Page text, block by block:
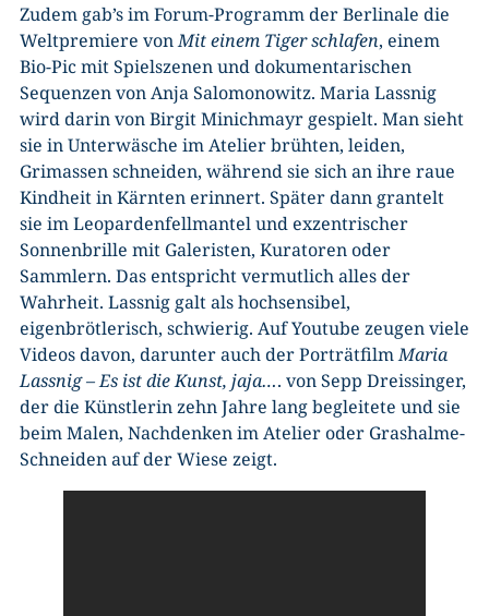
Zudem gab’s im Forum-Programm der Berlinale die
Weltpremiere vonMit einem Tiger schlafen, einem
Bio-Pic mit Spielszenen und dokumentarischen
Sequenzen von Anja Salomonowitz. Maria Lassnig
wird darin von Birgit Minichmayr gespielt. Man sieht
sie in Unterwäsche im Atelier brühten, leiden,
Grimassen schneiden, während sie sich an ihre raue
Kindheit in Kärnten erinnert. Später dann grantelt
sie im Leopardenfellmantel und exzentrischer
Sonnenbrille mit Galeristen, Kuratoren oder
Sammlern. Das entspricht vermutlich alles der
Wahrheit. Lassnig galt als hochsensibel,
eigenbrötlerisch, schwierig. Auf Youtube zeugen viele
Videos davon, darunter auch der PorträtfilmMaria
Lassnig – Es ist die Kunst, jaja…. von Sepp Dreissinger,
der die Künstlerin zehn Jahre lang begleitete und sie
beim Malen, Nachdenken im Atelier oder Grashalme-
Schneiden auf der Wiese zeigt.